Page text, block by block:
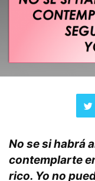
No se si habrá
contemplarte
rico. Yo no